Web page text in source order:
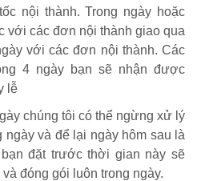
nội thành. Trong ngày hoặc
với các đơn nội thành giao qua
với các đơn nội thành. Các
4 ngày bạn sẽ nhận được
lễ
chúng tôi có thể ngừng xử lý
và để lại ngày hôm sau là
đặt trước thời gian này sẽ
đóng gói luôn trong ngày.